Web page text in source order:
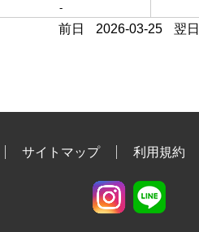
-
前日 2026-03-25 翌日
サイトマップ 利用規約